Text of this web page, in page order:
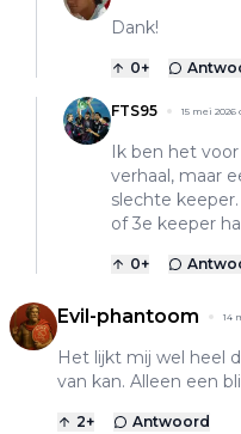
Dank!
0+
FTS95 15 mei 2026
Ik ben het
verhaal, maar
slechte
of 3e keeper
0+
Evil-phantoom 14
Het lijkt mij wel heel
van kan. Alleen een
2+ Antwoord